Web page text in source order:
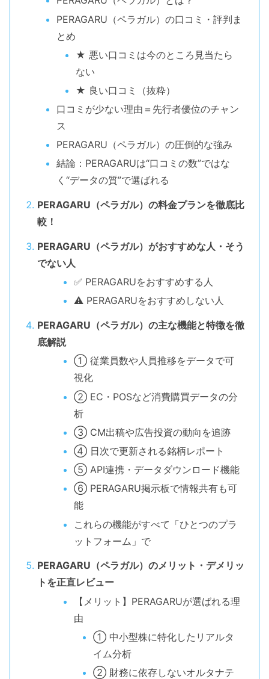
PERAGARU（ペラガル）の口コミ・評判ま
とめ
★ 悪い口コミは今のところ見当たら
ない
★ 良い口コミ（抜粋）
口コミが少ない理由＝先行者優位のチャン
ス
PERAGARU（ペラガル）の圧倒的な強み
結論：PERAGARUは“口コミの数”ではな
く“データの質”で選ばれる
PERAGARU（ペラガル）の料金プランを徹底比
較！
PERAGARU（ペラガル）がおすすめな人・そう
でない人
✅ PERAGARUをおすすめする人
⚠ PERAGARUをおすすめしない人
PERAGARU（ペラガル）の主な機能と特徴を徹
底解説
① 従業員数や人員推移をデータで可
視化
② EC・POSなど消費購買データの分
析
③ CM出稿や広告投資の動向を追跡
④ 日次で更新される銘柄レポート
⑤ API連携・データダウンロード機能
⑥ PERAGARU掲示板で情報共有も可
能
これらの機能がすべて「ひとつのプラ
ットフォーム」で
PERAGARU（ペラガル）のメリット・デメリッ
トを正直レビュー
【メリット】PERAGARUが選ばれる理
由
① 中小型株に特化したリアルタ
イム分析
② 財務に依存しないオルタナテ